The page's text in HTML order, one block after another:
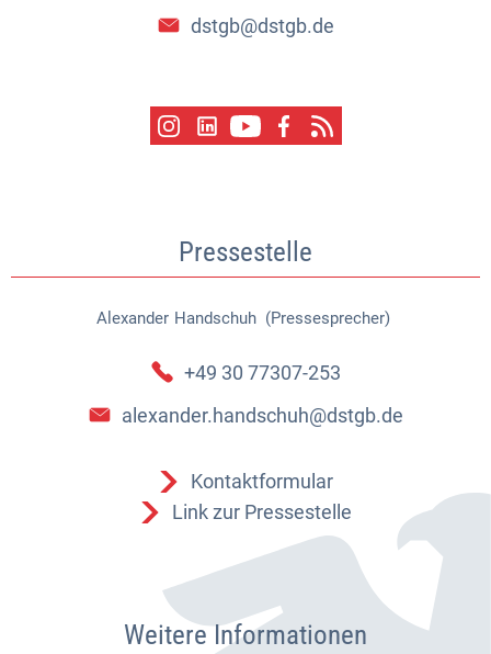
dstgb@dstgb.de
Pressestelle
Alexander Handschuh (Pressesprecher)
Alexander Handschuh
+49 30 77307-253
alexander.handschuh@dstgb.de
Kontaktformular
Link zur Pressestelle
Weitere Informationen